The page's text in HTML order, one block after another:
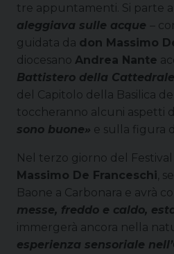
tre appuntamenti. Si parte
aleggiava sulle acque –
guidata da don Massimo
diocesano Andrea Nante
Battistero della
del Capitolo della Basilica
toccheranno alcuni aspetti
sono buone» e sulla figura
Nel terzo giorno del Festival
Massimo De Franceschi ,
Baone a Carbonara e avrà
messe, freddo e caldo,
immergerà ancora nella
esperienza sensoriale